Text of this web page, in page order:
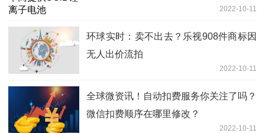
2022-10-11
环球实时：卖不出去？乐视908件商标因
无人出价流拍
2022-10-11
全球微资讯！自动扣费服务你关注了吗？
微信扣费顺序在哪里修改？
2022-10-11